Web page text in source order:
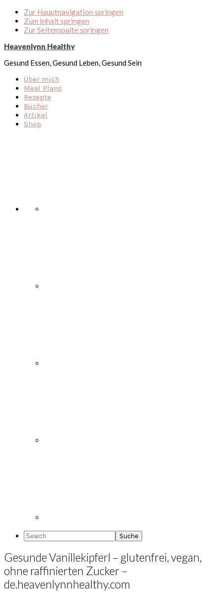
Zur Hauptnavigation springen
Zum Inhalt springen
Zur Seitenspalte springen
Heavenlynn Healthy
Gesund Essen, Gesund Leben, Gesund Sein
Über mich
Meal Plans
Rezepte
Bücher
Artikel
Shop
Search
Gesunde Vanillekipferl – glutenfrei, vegan,
ohne raffinierten Zucker –
de.heavenlynnhealthy.com